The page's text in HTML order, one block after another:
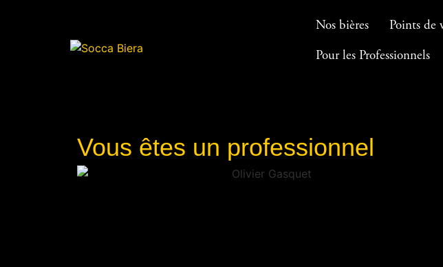
Nos bières Points de
Pour les Professionnels
Vous êtes un professionnel